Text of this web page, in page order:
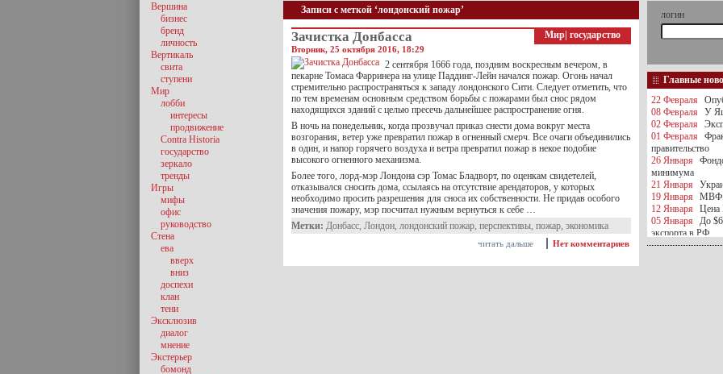
Записи с меткой ‘лондонский пожар’
Мир государство
Зачистка Донбасса
Вторник, 25 октября 2016, 18:29
2 сентября 1666 года, поздним воскресным вечером, в
пекарне Томаса Фарринера на улице Паддинг-Лейн начался пожар. Огонь начал
стремительно распространяться к западу лондонского Сити. Следует отметить, что
по тем временам основным средством борьбы с пожарами был снос рядом
находящихся зданий с целью пресечь дальнейшее распространение огня.
В ночь на понедельник, когда прозвучал приказ снести дома вокруг места
возгорания, ветер уже превратил пожар в огненный смерч. Все очаги объединились
в один, и напор горячего воздуха и ветра превратил пожар в некое подобие
высокого огненного механизма.
Более того, лорд-мэр Лондона сэр Томас Бладворт, по оценкам свидетелей,
отказывался сносить дома, ссылаясь на отсутствие арендаторов, у которых
необходимо просить разрешения для сноса их собственности. Не придав особого
значения пожару, мэр посчитал нужным вернуться к себе …
Метки: Донбасс, Лондон, лондонский пожар, перспективы, пожар, экономика
Нет комментариев
читать дальше
Вершина
бизнес
бренд
личность
Вертикаль
свита
ступени
Мир
лобби
интересы
продвижение
Contra Historia
государство
зеркало
тренды
Игры
мифы
офис
руководство
Стена
ева
вверх
вниз
доспехи
клан
тени
Эксклюзив
диалог
мнение
Экстерьер
бомонд
логин
Главные
22 Февраля
08 Февраля
У
02 Февраля
01 Февраля
правительство
26 Января
минимума
21 Января
19 Января
МВФ
12 Января
Цена
05 Января
До
экспорта в РФ
05 Января
Киев